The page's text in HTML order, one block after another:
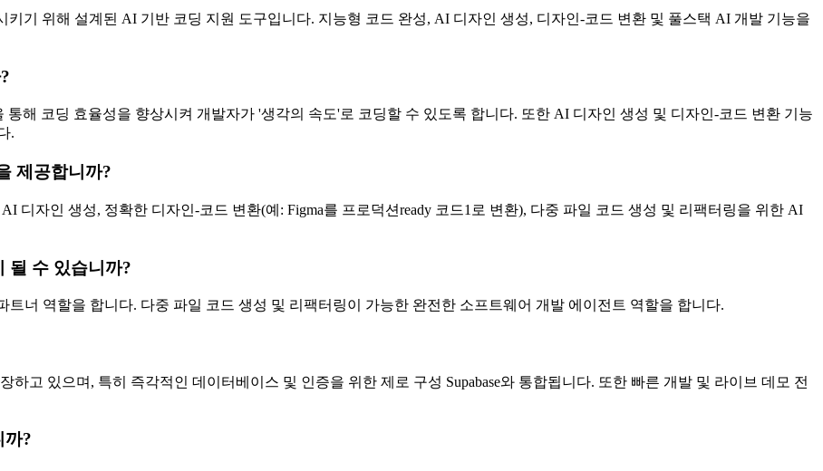
키기 위해 설계된 AI 기반 코딩 지원 도구입니다. 지능형 코드 완성, AI 디자인 생성, 디자인-코드 변환 및 풀스택 AI 개발 기능을
해 코딩 효율성을 향상시켜 개발자가 '생각의 속도'로 코딩할 수 있도록 합니다. 또한 AI 디자인 생성 및 디자인-코드 변환 기능
.
제공합니까?
디자인 생성, 정확한 디자인-코드 변환(예: Figma를 프로덕션ready 코드1로 변환), 다중 파일 코드 생성 및 리팩터링을 위한 AI
될 수 있습니까?
트너 역할을 합니다. 다중 파일 코드 생성 및 리팩터링이 가능한 완전한 소프트웨어 개발 에이전트 역할을 합니다.
장하고 있으며, 특히 즉각적인 데이터베이스 및 인증을 위한 제로 구성 Supabase와 통합됩니다. 또한 빠른 개발 및 라이브 데모 전
까?